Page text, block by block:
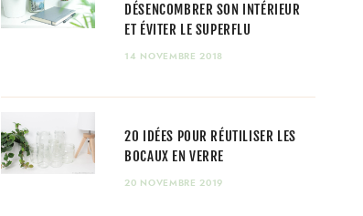
DÉSENCOMBRER SON INTÉRIEUR
ET ÉVITER LE SUPERFLU
14 NOVEMBRE 2018
20 IDÉES POUR RÉUTILISER LES
BOCAUX EN VERRE
20 NOVEMBRE 2019